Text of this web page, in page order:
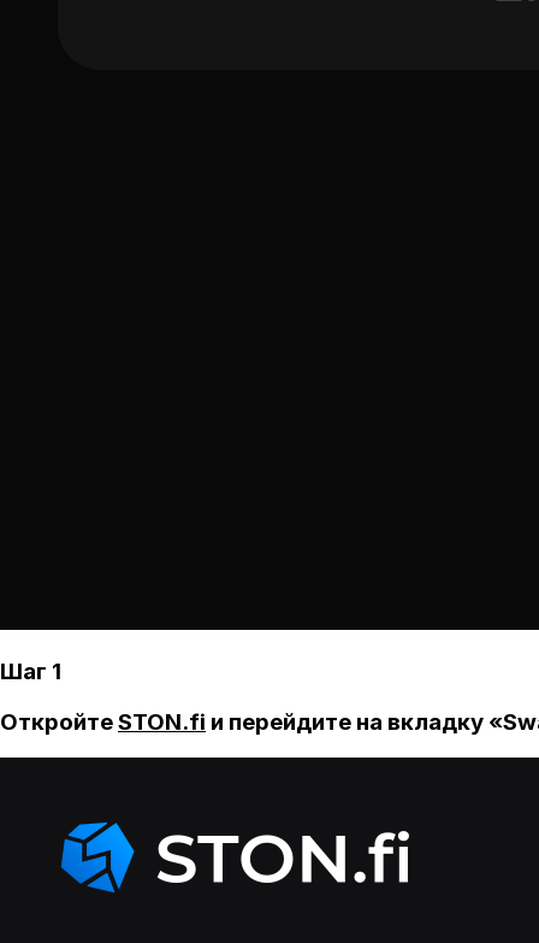
Шаг 1
ОткройтеSTON.fi и перейдите на вкладку